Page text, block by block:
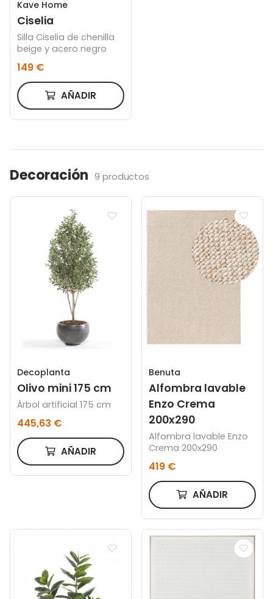
Kave Home
Ciselia
Silla Ciselia de chenilla
beige y acero negro
149 €
AÑADIR
Decoración 9 productos
Decoplanta
Olivo mini 175 cm
Árbol artificial 175 cm
445,63 €
AÑADIR
Benuta
Alfombra lavable
Enzo Crema
200x290
Alfombra lavable Enzo
Crema 200x290
419 €
AÑADIR